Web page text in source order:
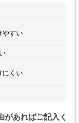
やすい
にくい
あればご記入く